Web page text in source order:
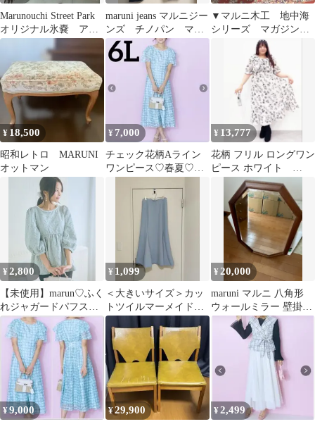
Marunouchi Street Park
オリジナル氷嚢 アイ
スバッグ
maruni jeans マルニジー
ンズ チノパン マル
ニ西脇
▼マルニ木工 地中海
シリーズ マガジンラ
ック サイドテーブ
ル maruni
¥ 18,500
昭和レトロ MARUNI
オットマン
¥ 7,000
チェック花柄Aライン
ワンピース♡春夏♡清
ふわ♡marun
¥ 13,777
花柄 フリル ロングワン
ピース ホワイト
marun 4L
¥2,800
【未使用】marun♡ふく
れジャガードパフスリ
ーブチュニック
¥ 1,099
＜大きいサイズ＞カッ
トツイルマーメイドス
カート marun
¥ 20,000
maruni マルニ 八角形
ウォールミラー 壁掛け
鏡 木製フレーム
¥9,000 ¥29,900 ¥2,499